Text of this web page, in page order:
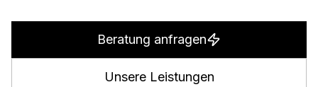
Beratung anfragen
Unsere Leistungen